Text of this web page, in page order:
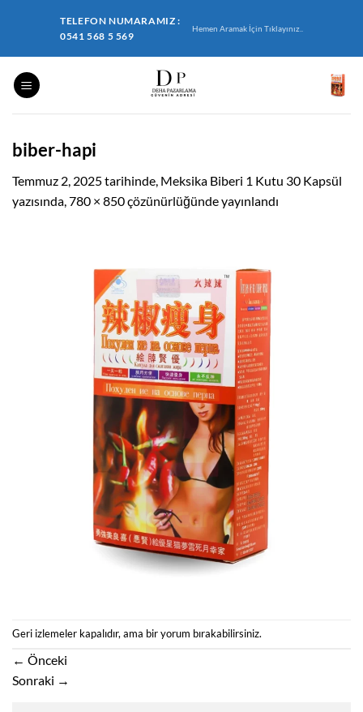
TELEFON NUMARAMIZ :
0541 568 5 569
Hemen Aramak İçin Tıklayınız..
biber-hapi
Temmuz 2, 2025tarihinde, Meksika Biberi 1 Kutu 30 Kapsül
yazısında,780 × 850çözünürlüğünde yayınlandı
Geri izlemeler kapalıdır, ama bir yorum bırakabilirsiniz.
← Önceki
Sonraki →